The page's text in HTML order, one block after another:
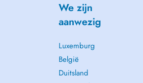
We zijn
aanwezig
Luxemburg
België
Duitsland